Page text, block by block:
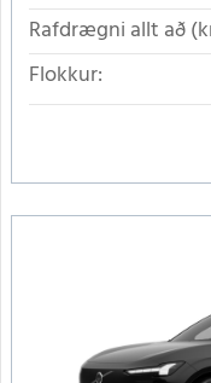
Rafdrægni allt að
Flokkur: